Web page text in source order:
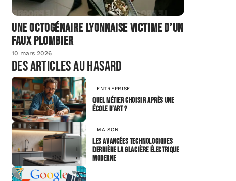
Une octogénaire lyonnaise victime d’un
faux plombier
10 mars 2026
Des articles au hasard
ENTREPRISE
Quel métier choisir après une
école d’art ?
MAISON
Les avancées technologiques
derrière la glacière électrique
moderne